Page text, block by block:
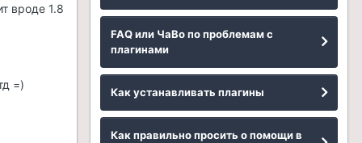
вроде 1.8
=)
FAQ или ЧаВо по проблемам с
плагинами
Как устанавливать плагины
Как правильно просить о помощи в